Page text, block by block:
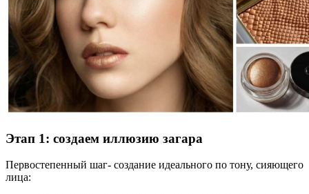
Этап 1: создаем иллюзию загара
Первостепенный шаг- создание идеального по тону, сияющего
лица: